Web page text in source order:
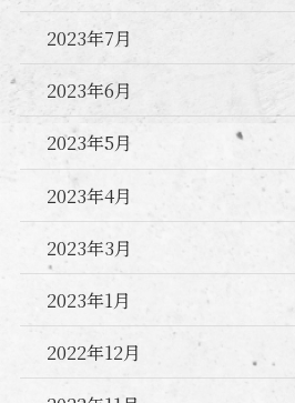
2023年7月
2023年6月
2023年5月
2023年4月
2023年3月
2023年1月
2022年12月